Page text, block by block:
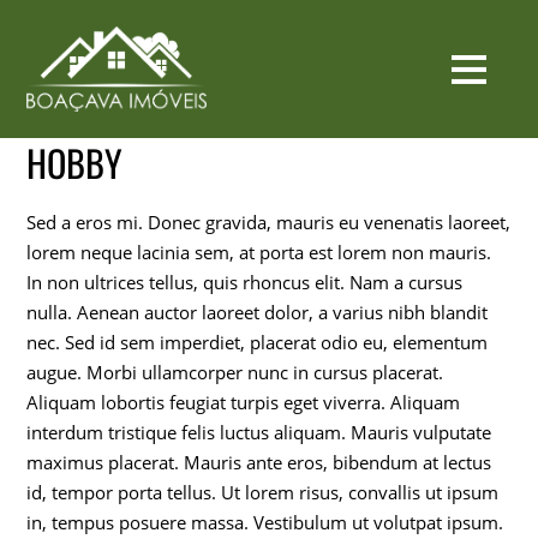
HOBBY
Sed a eros mi. Donec gravida, mauris eu venenatis laoreet,
lorem neque lacinia sem, at porta est lorem non mauris.
In non ultrices tellus, quis rhoncus elit. Nam a cursus
nulla. Aenean auctor laoreet dolor, a varius nibh blandit
nec. Sed id sem imperdiet, placerat odio eu, elementum
augue. Morbi ullamcorper nunc in cursus placerat.
Aliquam lobortis feugiat turpis eget viverra. Aliquam
interdum tristique felis luctus aliquam. Mauris vulputate
maximus placerat. Mauris ante eros, bibendum at lectus
id, tempor porta tellus. Ut lorem risus, convallis ut ipsum
in, tempus posuere massa. Vestibulum ut volutpat ipsum.